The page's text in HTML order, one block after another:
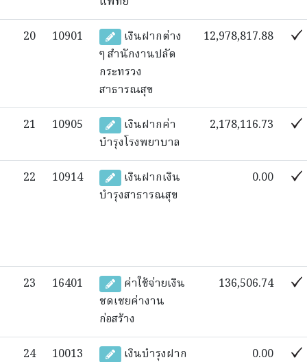
20
10901
เงินฝากต่าง
ๆ สำนักงานปลัด
กระทรวง
สาธารณสุข
12,978,817.88
21 10905
เงินฝากค่า
บำรุงโรงพยาบาล
2,178,116.73
22 10914
เงินฝากเงิน
บำรุงสาธารณสุข
0.00
23 16401
ค่าใช้จ่ายเงิน
ชดเชยค่างาน
ก่อสร้าง
136,506.74
24 10013
เงินบำรุงฝาก
0.00